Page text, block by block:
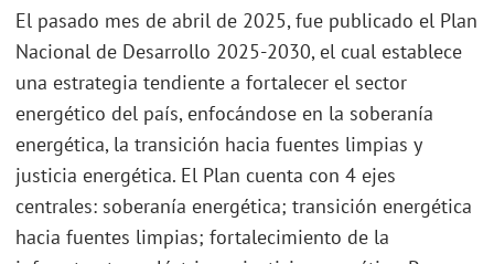
El pasado mes de abril de 2025, fue publicado el Plan
Nacional de Desarrollo 2025-2030, el cual establece
una estrategia tendiente a fortalecer el sector
energético del país, enfocándose en la soberanía
energética, la transición hacia fuentes limpias y
justicia energética. El Plan cuenta con 4 ejes
centrales: soberanía energética; transición energética
hacia fuentes limpias; fortalecimiento de la